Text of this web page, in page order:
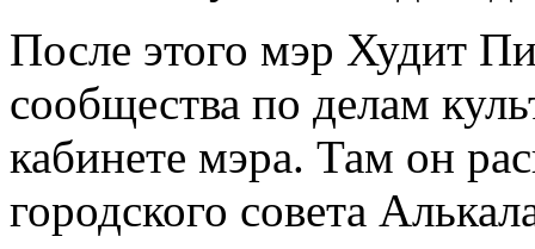
После этого мэр Худит
сообщества по делам
кабинете мэра. Там он
городского совета